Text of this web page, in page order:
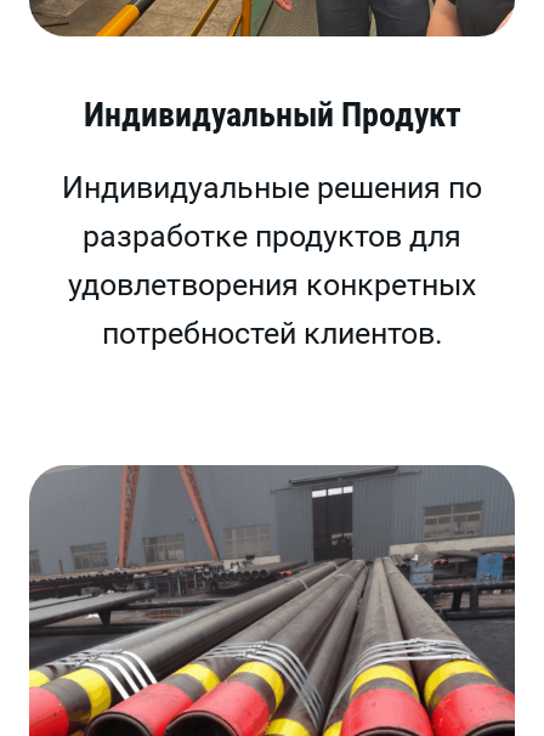
Индивидуальный Продукт
Индивидуальные решения по
разработке продуктов для
удовлетворения конкретных
потребностей клиентов.